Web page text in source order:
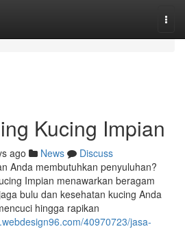
Kucing Impian
ago News
Discuss
Anda membutuhkan penyuluhan?
Impian menawarkan beragam
bulu dan kesehatan kucing Anda
hingga rapikan
40970723/jasa-